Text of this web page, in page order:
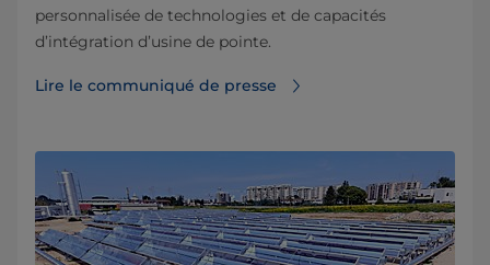
personnalisée de technologies et de capacités
d’intégration d’usine de pointe.
Lire le communiqué de presse